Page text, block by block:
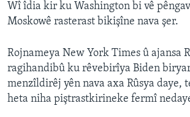
Wî îdia kir ku Washington bi vê
Moskowê rasterast bikişîne nava şer.
Rojnameya New York Times û ajansa
ragihandibû ku rêvebirîya Biden
menzîldirêj yên nava axa Rûsya daye,
heta niha piştrastkirineke fermî